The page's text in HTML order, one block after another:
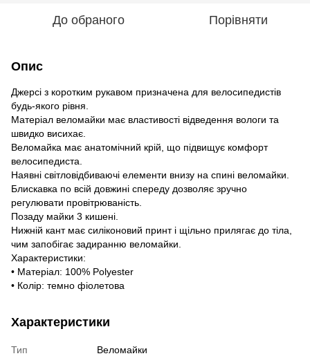
До обраного Порівняти
Опис
Джерсі з коротким рукавом призначена для велосипедистів
будь-якого рівня.
Матеріал веломайки має властивості відведення вологи та
швидко висихає.
Веломайка має анатомічний крій, що підвищує комфорт
велосипедиста.
Наявні світловідбиваючі елементи внизу на спині веломайки.
Блискавка по всій довжині спереду дозволяє зручно
регулювати провітрюваність.
Позаду майки 3 кишені.
Нижній кант має силіконовий принт і щільно прилягає до тіла,
чим запобігає задиранню веломайки.
Характеристики:
• Матеріал: 100% Polyester
• Колір: темно фіолетова
Характеристики
Тип Веломайки